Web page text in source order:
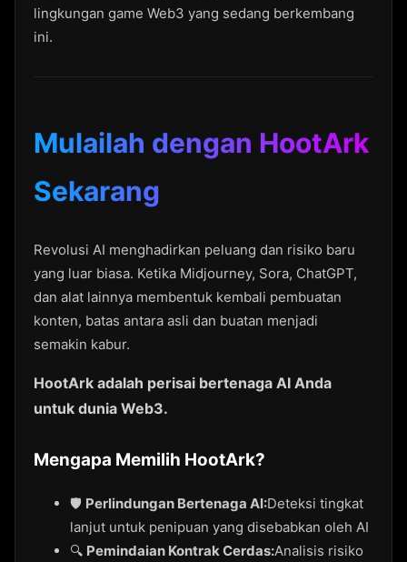
lingkungan game Web3 yang sedang berkembang
ini.
Mulailah dengan HootArk
Sekarang
Revolusi AI menghadirkan peluang dan risiko baru
yang luar biasa. Ketika Midjourney, Sora, ChatGPT,
dan alat lainnya membentuk kembali pembuatan
konten, batas antara asli dan buatan menjadi
semakin kabur.
HootArk adalah perisai bertenaga AI Anda
untuk dunia Web3.
Mengapa Memilih HootArk?
🛡️ Perlindungan Bertenaga AI:Deteksi tingkat
lanjut untuk penipuan yang disebabkan oleh AI
🔍 Pemindaian Kontrak Cerdas:Analisis risiko